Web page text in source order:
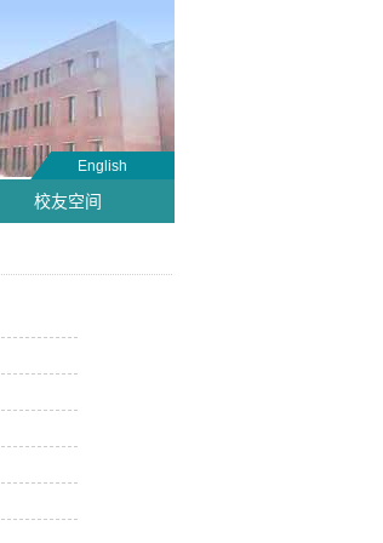
English
校友空间